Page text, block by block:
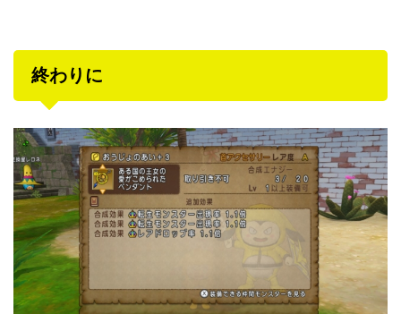
終わりに